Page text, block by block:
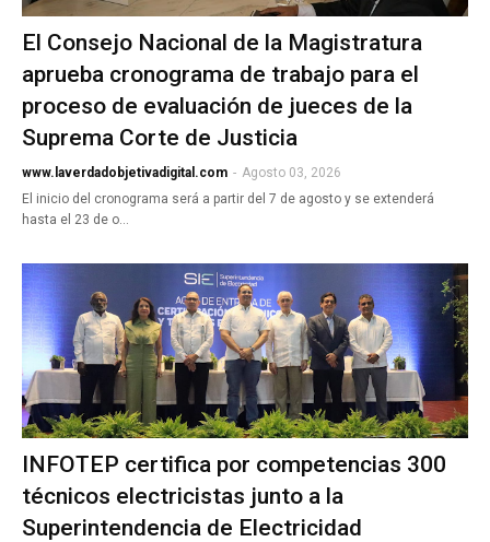
El Consejo Nacional de la Magistratura
aprueba cronograma de trabajo para el
proceso de evaluación de jueces de la
Suprema Corte de Justicia
www.laverdadobjetivadigital.com - Agosto 03, 2026
El inicio del cronograma será a partir del 7 de agosto y se extenderá
hasta el 23 de o…
INFOTEP certifica por competencias 300
técnicos electricistas junto a la
Superintendencia de Electricidad